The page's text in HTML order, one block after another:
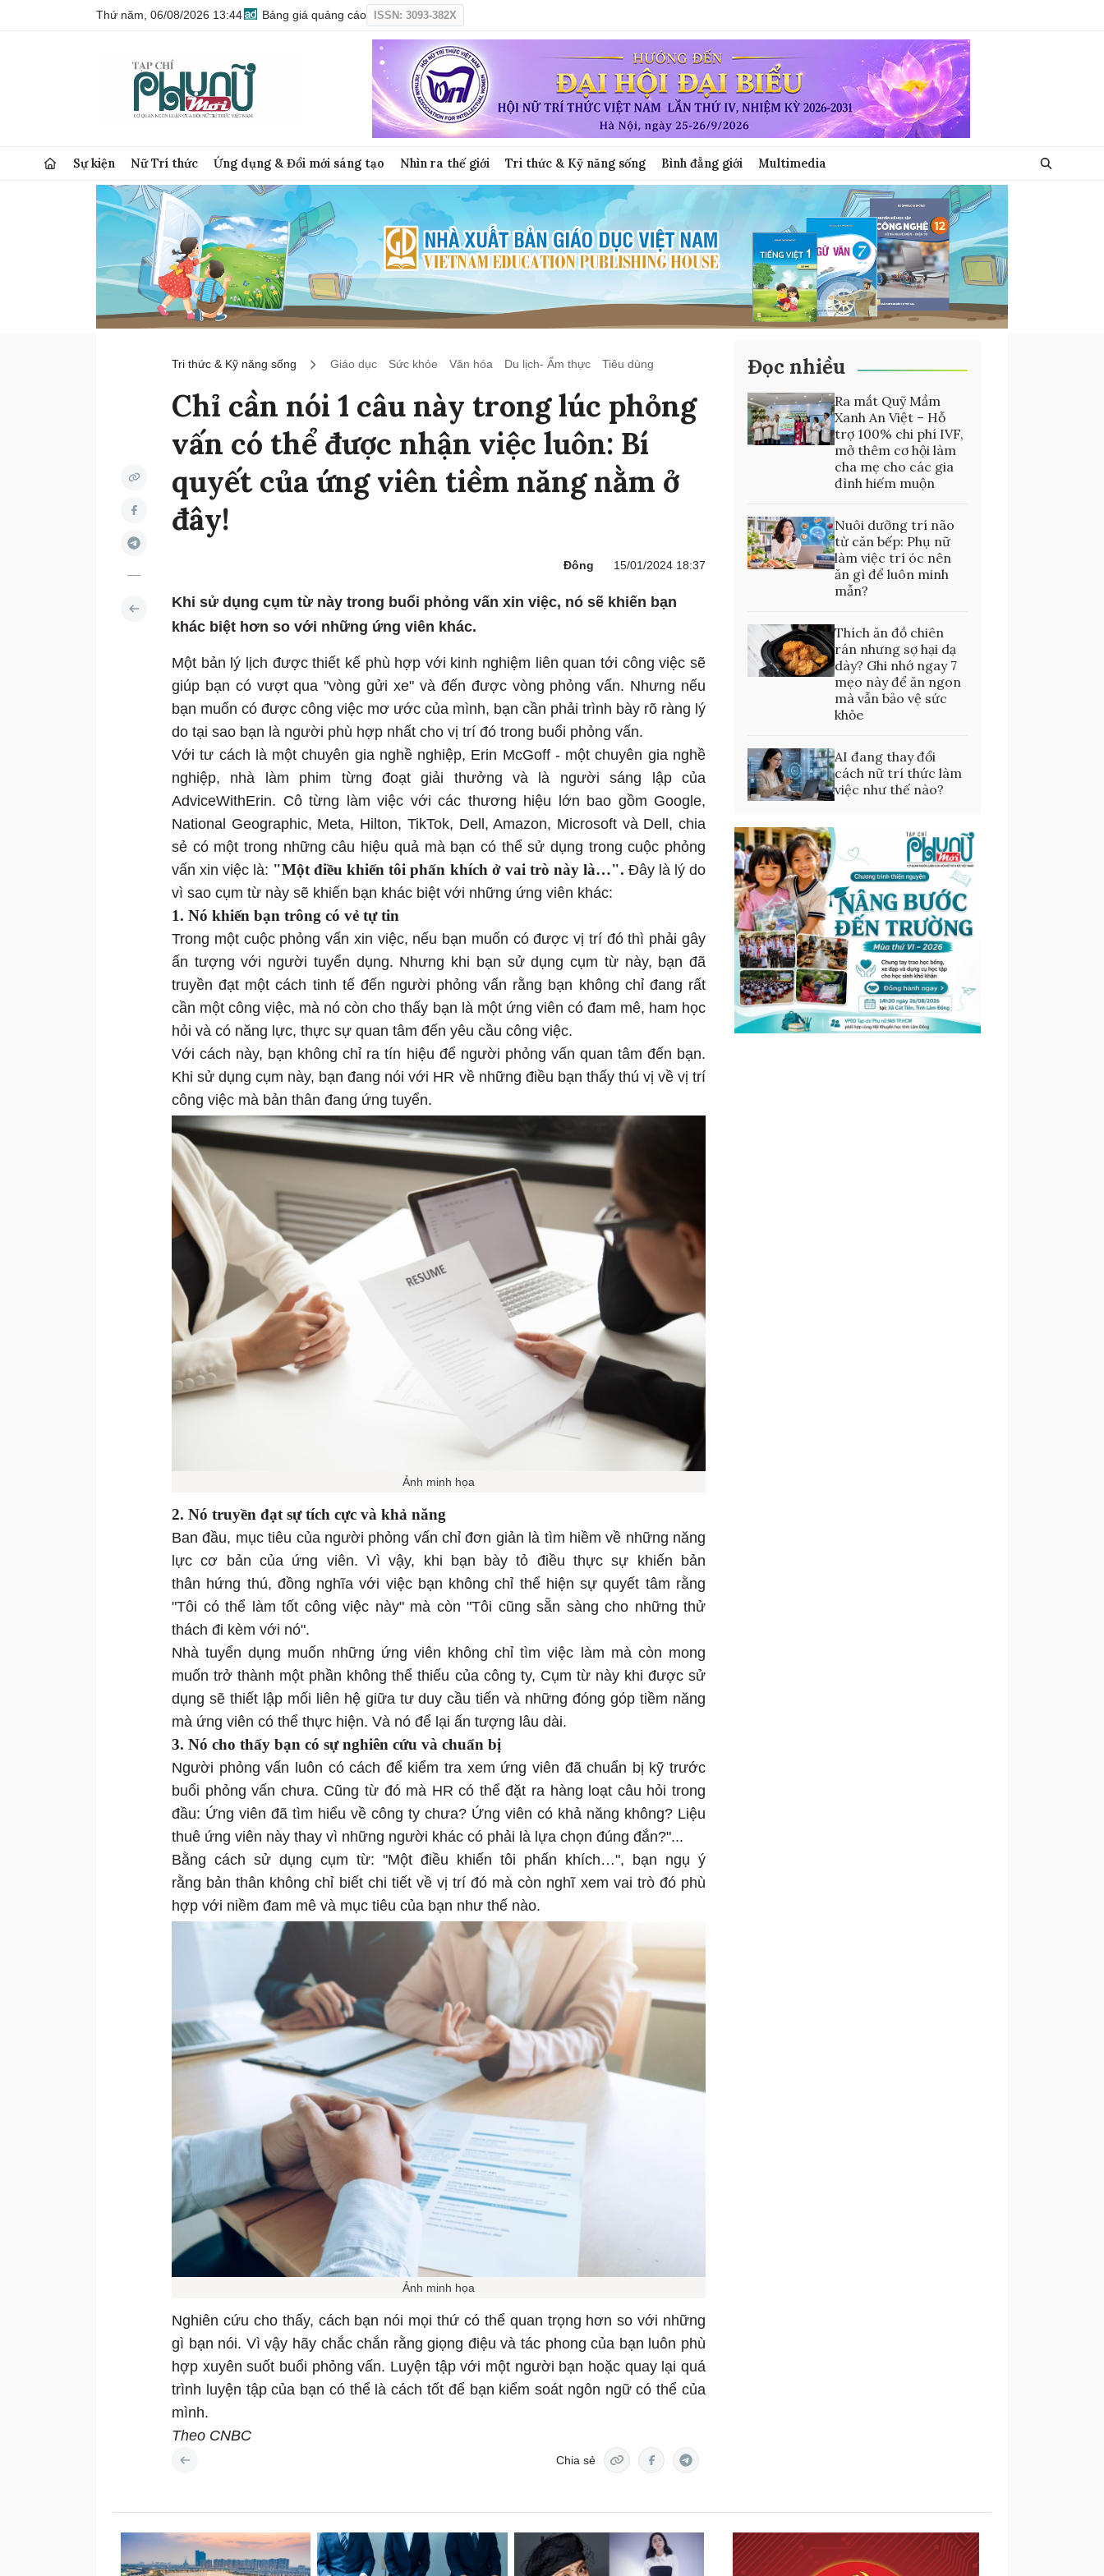
Thứ năm, 06/08/2026 13:44 Bảng giá quảng cáo ISSN: 3093-382X
Sự kiện Nữ Trí thức Ứng dụng & Đổi mới sáng tạo Nhìn ra thế giới Tri thức & Kỹ năng sống Bình đẳng giới Multimedia
Tri thức & Kỹ năng sống Giáo dục Sức khỏe Văn hóa Du lịch- Ẩm thực Tiêu dùng
Chỉ cần nói 1 câu này trong lúc phỏng
vấn có thể được nhận việc luôn: Bí
quyết của ứng viên tiềm năng nằm ở
đây!
Đông 15/01/2024 18:37
Khi sử dụng cụm từ này trong buổi phỏng vấn xin việc, nó sẽ khiến bạn
khác biệt hơn so với những ứng viên khác.
Một bản lý lịch được thiết kế phù hợp với kinh nghiệm liên quan tới công việc sẽ
giúp bạn có vượt qua "vòng gửi xe" và đến được vòng phỏng vấn. Nhưng nếu
bạn muốn có được công việc mơ ước của mình, bạn cần phải trình bày rõ ràng lý
do tại sao bạn là người phù hợp nhất cho vị trí đó trong buổi phỏng vấn.
Với tư cách là một chuyên gia nghề nghiệp, Erin McGoff - một chuyên gia nghề
nghiệp, nhà làm phim từng đoạt giải thưởng và là người sáng lập của
AdviceWithErin. Cô từng làm việc với các thương hiệu lớn bao gồm Google,
National Geographic, Meta, Hilton, TikTok, Dell, Amazon, Microsoft và Dell, chia
sẻ có một trong những câu hiệu quả mà bạn có thể sử dụng trong cuộc phỏng
vấn xin việc là: "Một điều khiến tôi phấn khích ở vai trò này là…". Đây là lý do
vì sao cụm từ này sẽ khiến bạn khác biệt với những ứng viên khác:
1. Nó khiến bạn trông có vẻ tự tin
Trong một cuộc phỏng vấn xin việc, nếu bạn muốn có được vị trí đó thì phải gây
ấn tượng với người tuyển dụng. Nhưng khi bạn sử dụng cụm từ này, bạn đã
truyền đạt một cách tinh tế đến người phỏng vấn rằng bạn không chỉ đang rất
cần một công việc, mà nó còn cho thấy bạn là một ứng viên có đam mê, ham học
hỏi và có năng lực, thực sự quan tâm đến yêu cầu công việc.
Với cách này, bạn không chỉ ra tín hiệu để người phỏng vấn quan tâm đến bạn.
Khi sử dụng cụm này, bạn đang nói với HR về những điều bạn thấy thú vị về vị trí
công việc mà bản thân đang ứng tuyển.
Ảnh minh họa
2. Nó truyền đạt sự tích cực và khả năng
Ban đầu, mục tiêu của người phỏng vấn chỉ đơn giản là tìm hiềm về những năng
lực cơ bản của ứng viên. Vì vậy, khi bạn bày tỏ điều thực sự khiến bản
thân hứng thú, đồng nghĩa với việc bạn không chỉ thể hiện sự quyết tâm rằng
"Tôi có thể làm tốt công việc này" mà còn "Tôi cũng sẵn sàng cho những thử
thách đi kèm với nó".
Nhà tuyển dụng muốn những ứng viên không chỉ tìm việc làm mà còn mong
muốn trở thành một phần không thể thiếu của công ty, Cụm từ này khi được sử
dụng sẽ thiết lập mối liên hệ giữa tư duy cầu tiến và những đóng góp tiềm năng
mà ứng viên có thể thực hiện. Và nó để lại ấn tượng lâu dài.
3. Nó cho thấy bạn có sự nghiên cứu và chuẩn bị
Người phỏng vấn luôn có cách để kiểm tra xem ứng viên đã chuẩn bị kỹ trước
buổi phỏng vấn chưa. Cũng từ đó mà HR có thể đặt ra hàng loạt câu hỏi trong
đầu: Ứng viên đã tìm hiểu về công ty chưa? Ứng viên có khả năng không? Liệu
thuê ứng viên này thay vì những người khác có phải là lựa chọn đúng đắn?"...
Bằng cách sử dụng cụm từ: "Một điều khiến tôi phấn khích…", bạn ngụ ý
rằng bản thân không chỉ biết chi tiết về vị trí đó mà còn nghĩ xem vai trò đó phù
hợp với niềm đam mê và mục tiêu của bạn như thế nào.
Ảnh minh họa
Nghiên cứu cho thấy, cách bạn nói mọi thứ có thể quan trọng hơn so với những
gì bạn nói. Vì vậy hãy chắc chắn rằng giọng điệu và tác phong của bạn luôn phù
hợp xuyên suốt buổi phỏng vấn. Luyện tập với một người bạn hoặc quay lại quá
trình luyện tập của bạn có thể là cách tốt để bạn kiểm soát ngôn ngữ có thể của
mình.
Theo CNBC
Chia sẻ
Đọc nhiều
Ra mắt Quỹ Mầm
Xanh An Việt – Hỗ
trợ 100% chi phí IVF,
mở thêm cơ hội làm
cha mẹ cho các gia
đình hiếm muộn
Nuôi dưỡng trí não
từ căn bếp: Phụ nữ
làm việc trí óc nên
ăn gì để luôn minh
mẫn?
Thích ăn đồ chiên
rán nhưng sợ hại dạ
dày? Ghi nhớ ngay 7
mẹo này để ăn ngon
mà vẫn bảo vệ sức
khỏe
AI đang thay đổi
cách nữ trí thức làm
việc như thế nào?